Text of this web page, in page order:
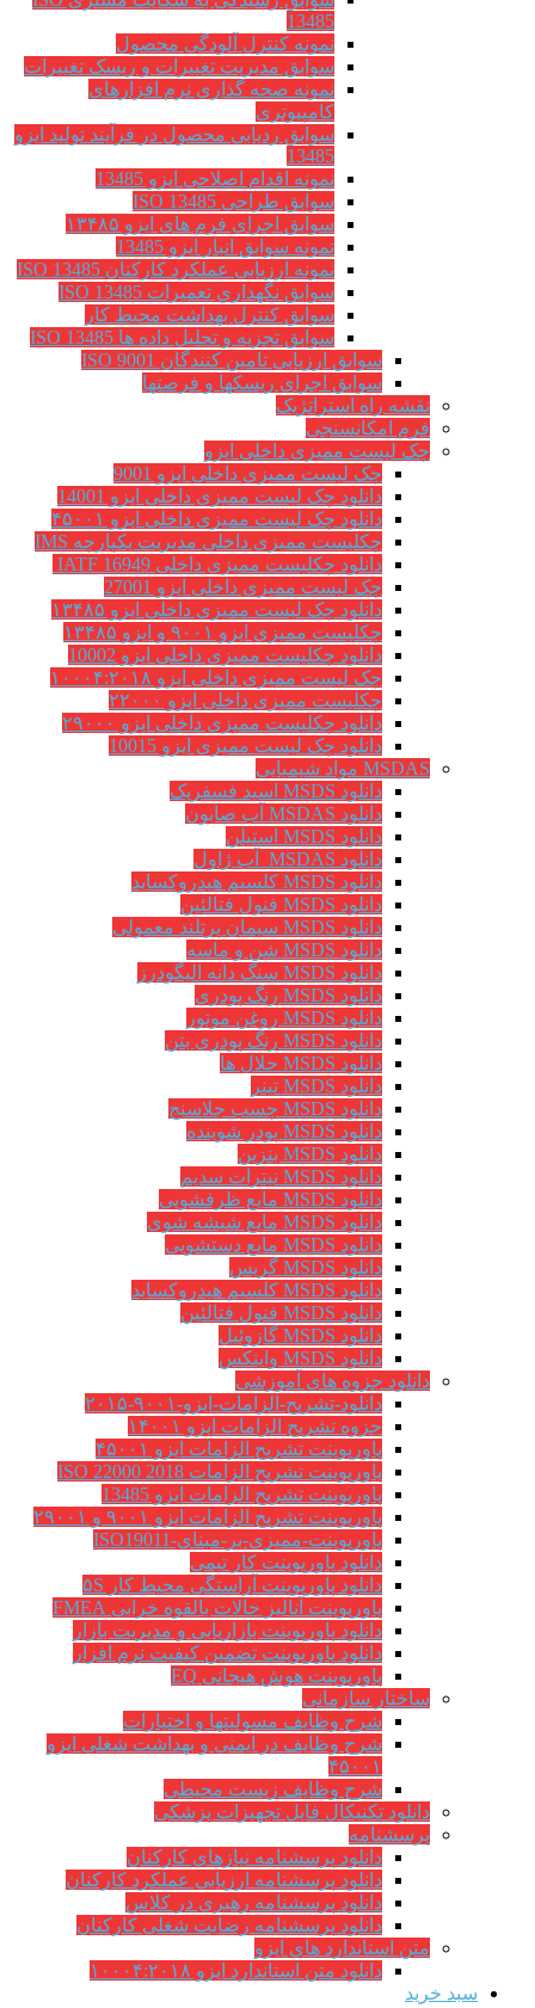
13485
نمونه کنترل آلودگی محصول
سوابق مدیریت تغییرات و ریسک تغییرات
نمونه صحه گذاری نرم افزارهای
کامپیوتری
سوابق ردیابی محصول در فرآیند تولید ایزو
13485
نمونه اقدام اصلاحی ایزو 13485
سوابق طراحی ISO 13485
سوابق اجرای فرم های ایزو ۱۳۴۸۵
نمونه سوابق انبار ایزو 13485
نمونه ارزیابی عملکرد کارکنان ISO 13485
سوابق نگهداري تعميرات ISO 13485
سوابق کنترل بهداشت محیط کار
سوابق تجزیه و تحلیل داده ها ISO 13485
سوابق ارزیابی تامین کنندگان ISO 9001
سوابق اجرای ریسکها و فرصتها
نقشه راه استراتژیک
فرم امکانسنجی
چک لیست ممیزی داخلی ایزو
چک لیست ممیزی داخلی ایزو 9001
دانلود چک لیست ممیزی داخلی ایزو 14001
دانلود چک لیست ممیزی داخلی ایزو ۴۵۰۰۱
چکلیست ممیزی داخلی مدیریت یکپارچه IMS
دانلود چکلیست ممیزی داخلی IATF 16949
چک لیست ممیزی داخلی ایزو 27001
دانلود چک لیست ممیزی داخلی ایزو ۱۳۴۸۵
چکلیست ممیزی ایزو ۹۰۰۱ و ایزو ۱۳۴۸۵
دانلود چکلیست ممیزی داخلی ایزو 10002
چک لیست ممیزی داخلی ایزو ۱۰۰۰۴:۲۰۱۸
چکلیست ممیزی داخلی ایزو ۲۲۰۰۰
دانلود چکلیست ممیزی داخلی ایزو ۲۹۰۰۰
دانلود چک لیست ممیزی ایزو 10015
MSDAS مواد شیمیایی
دانلود MSDS اسید فسفریک
دانلود MSDAS آب صابون
دانلود MSDS استیلن
دانلود MSDAS آب ژاول
دانلود MSDS کلسیم هیدروکساید
دانلود MSDS فنول فتالئین
دانلود MSDS سیمان پرتلند معمولی
دانلود MSDS شن و ماسه
دانلود MSDS سنگ دانه الیگودرز
دانلود MSDS رنگ پودری
دانلود MSDS روغن موتور
دانلود MSDS رنگ پودری بتن
دانلود MSDS حلال ها
دانلود MSDS تینر
دانلود MSDS چسب جلاسنج
دانلود MSDS پودر شوینده
دانلود MSDS بنزین
دانلود MSDS نیترات سدیم
دانلود MSDS مایع ظرفشویی
دانلود MSDS مایع شیشه شوی
دانلود MSDS مایع دستشویی
دانلود MSDS گریس
دانلود MSDS کلسیم هیدروکساید
دانلود MSDS فنول فتالئین
دانلود MSDS گازوئیل
دانلود MSDS وایتکس
دانلود جزوه های آموزشی
دانلود-تشریح-الزامات-ایزو-۹۰۰۱-۲۰۱۵
جزوه تشریح الزامات ایزو ۱۴۰۰۱
پاورپوینت تشریح الزامات ایزو ۴۵۰۰۱
پاورپوینت تشریح الزامات ISO 22000 2018
پاورپوینت تشریح الزامات ایزو 13485
پاورپوینت تشریح الزامات ایزو ۹۰۰۱ و ۲۹۰۰۱
پاورپوینت-ممیزی-بر-مبنای-ISO19011
دانلود پاورپوینت کار تیمی
دانلود پاورپوینت آراستگی محیط کار ۵S
پاورپوینت آنالیز حالات بالقوه خرابی FMEA
دانلود پاورپوینت بازاریابی و مدیریت بازار
دانلود پاورپوینت تضمین کیفیت نرم افزار
پاورپوینت هوش هیجانی EQ
ساختار سازمانی
شرح وظايف مسوليتها و اختيارات
شرح وظایف در ایمنی و بهداشت شغلی ایزو
۴۵۰۰۱
شرح وظایف زیست محیطی
دانلود تکنیکال فایل تجهیزات پزشکی
پرسشنامه
دانلود پرسشنامه نیازهای کارکنان
دانلود پرسشنامه ارزیابی عملکرد کارکنان
دانلود پرسشنامه رهبری در کلاس
دانلود پرسشنامه رضایت شغلی کارکنان
متن استاندارد های ایزو
دانلود متن استاندارد ایزو ۱۰۰۰۴:۲۰۱۸
سبد خرید